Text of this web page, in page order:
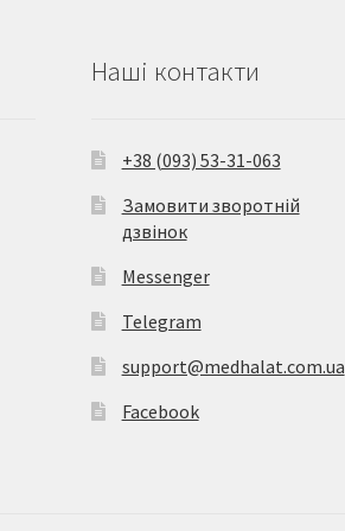
Наші контакти
+38 (093) 53-31-063
Замовити зворотній
дзвінок
Messenger
Telegram
support@medhalat.com.ua
Facebook